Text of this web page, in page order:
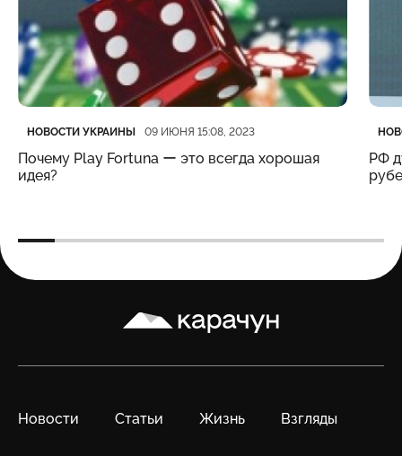
Категория
НОВОСТИ УКРАИНЫ
Дата публикации 09 ИЮНЯ 15:08, 2023
Почему Play Fortuna ー это всегда хорошая
идея?
РФ
Карачун
Новости Статьи Жизнь Взгляды